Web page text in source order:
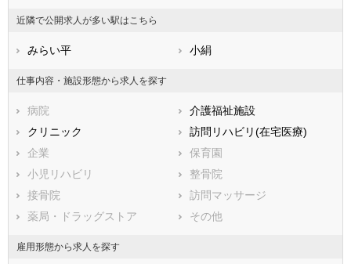
福岡県
佐賀県
熊本県
笠間市
牛久市
つくば市
常陸大宮市
那珂市
筑西市
坂東市
稲敷市
かすみがうら市
桜川市
神栖市
行方市
鉾田市
つくばみらい市
小美玉市
東茨城郡茨城町
近隣で公開求人が多い駅はこちら
みらい平 小絹
仕事内容・施設形態から求人を探す
病院
介護福祉施設
クリニック
訪問リハビリ(在宅医療)
企業
保育園
小児リハビリ
整骨院
接骨院
訪問マッサージ
薬局・ドラッグストア
その他
雇用形態から求人を探す